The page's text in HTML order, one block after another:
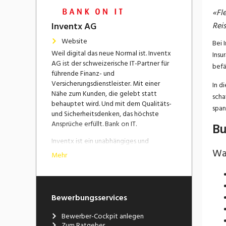
Inventx AG
Website
Weil digital das neue Normal ist. Inventx
AG ist der schweizerische IT-Partner für
führende Finanz- und
Versicherungsdienstleister. Mit einer
Nähe zum Kunden, die gelebt statt
behauptet wird. Und mit dem Qualitäts-
und Sicherheitsdenken, das höchste
Ansprüche erfüllt. Bank on IT.
Inventx ist ein unabhängiges und
familiengeführtes IT-Unternehmen mit
Standorten in Chur, Zürich-Flughafen, St.
auf die digitalen Geschäftsmodelle in der
Finanzindustrie der Zukunft ausgerichtet.
Die Transformation der Branche ist ein
Mehr
Bewerbungsservices
Bewerber-Cockpit anlegen
Bei
In